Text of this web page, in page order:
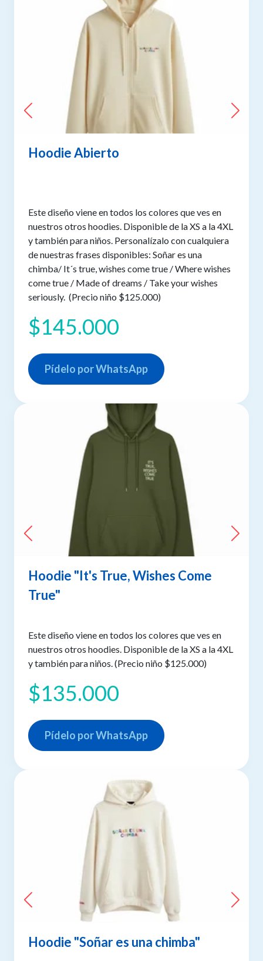
Hoodie Abierto
Este diseño viene en todos los colores que ves en
nuestros otros hoodies. Disponible de la XS a la 4XL
y también para niños. Personalízalo con cualquiera
de nuestras frases disponibles: Soñar es una
chimba/ It´s true, wishes come true / Where wishes
come true / Made of dreams / Take your wishes
seriously. (Precio niño $125.000)
$145.000
Pídelo por WhatsApp
Hoodie "It's True, Wishes Come
True"
Este diseño viene en todos los colores que ves en
nuestros otros hoodies. Disponible de la XS a la 4XL
y también para niños. (Precio niño $125.000)
$135.000
Pídelo por WhatsApp
Hoodie "Soñar es una chimba"